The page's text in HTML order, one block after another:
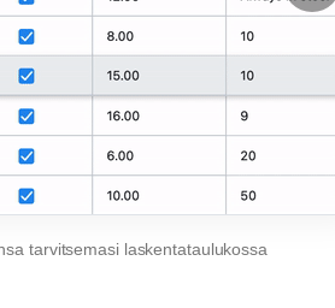
tarvitsemasi laskentataulukossa